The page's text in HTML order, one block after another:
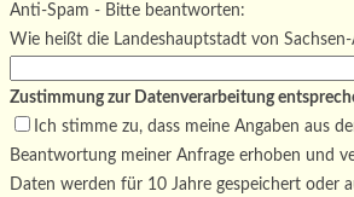
Bitte lasse dieses Feld leer.
Anti-Spam - Bitte beantworten:
Wie heißt die Landeshauptstadt von
Zustimmung zur Datenverarbeitung
Ich stimme zu, dass meine Angaben aus
Beantwortung meiner Anfrage erhoben und
Daten werden für 10 Jahre gespeichert oder